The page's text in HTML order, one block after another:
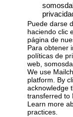
Puede darse
haciendo clic
página de
Para obtener
políticas de
web,
We use
platform. By
acknowledge
transferred to
Learn more
practices.